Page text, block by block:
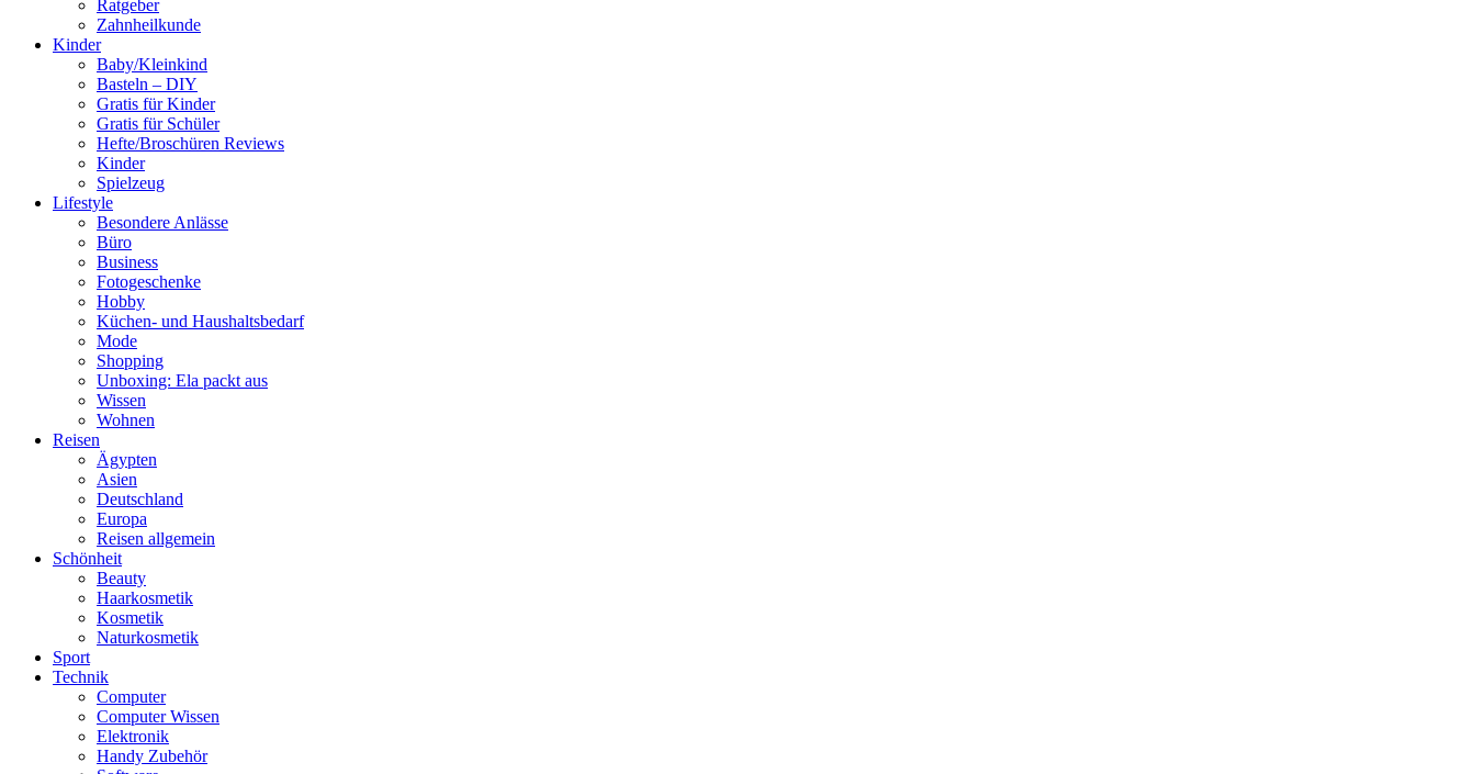
Ratgeber
Zahnheilkunde
Kinder
Baby/Kleinkind
Basteln – DIY
Gratis für Kinder
Gratis für Schüler
Hefte/Broschüren Reviews
Kinder
Spielzeug
Lifestyle
Besondere Anlässe
Büro
Business
Fotogeschenke
Hobby
Küchen- und Haushaltsbedarf
Mode
Shopping
Unboxing: Ela packt aus
Wissen
Wohnen
Reisen
Ägypten
Asien
Deutschland
Europa
Reisen allgemein
Schönheit
Beauty
Haarkosmetik
Kosmetik
Naturkosmetik
Sport
Technik
Computer
Computer Wissen
Elektronik
Handy Zubehör